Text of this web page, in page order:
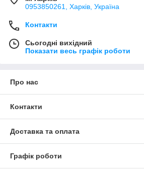
0953850261, Харків, Україна
Контакти
Сьогодні вихідний
Показати весь графік роботи
Про нас
Контакти
Доставка та оплата
Графік роботи